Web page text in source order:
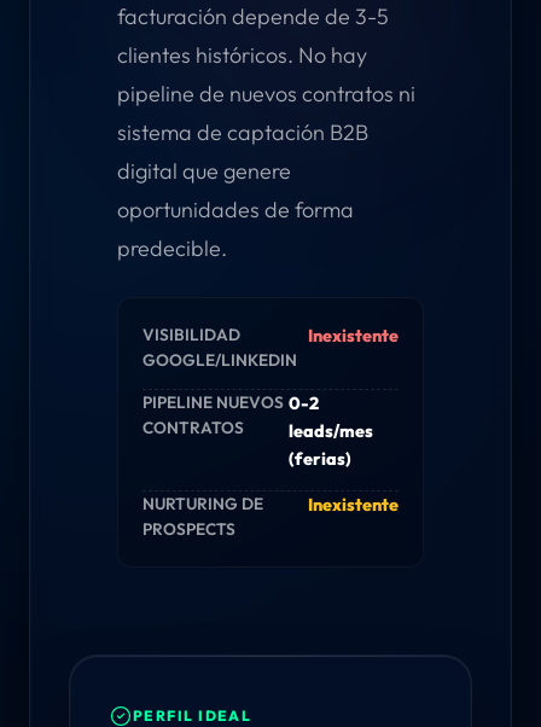
facturación depende de 3-5
clientes históricos. No hay
pipeline de nuevos contratos ni
sistema de captación B2B
digital que genere
oportunidades de forma
predecible.
VISIBILIDAD
GOOGLE/LINKEDIN
Inexistente
PIPELINE NUEVOS
CONTRATOS
0-2
leads/mes
(ferias)
NURTURING DE
PROSPECTS
Inexistente
PERFIL IDEAL